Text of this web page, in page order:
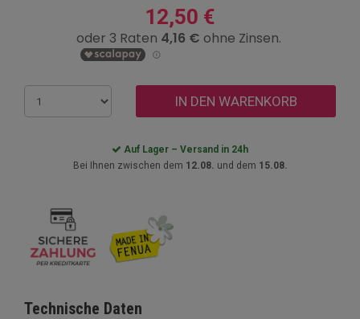
12,50 €
IN DEN WARENKORB
Auf Lager – Versand in 24h
Bei Ihnen zwischen dem 12.08. und dem 15.08.
Technische Daten